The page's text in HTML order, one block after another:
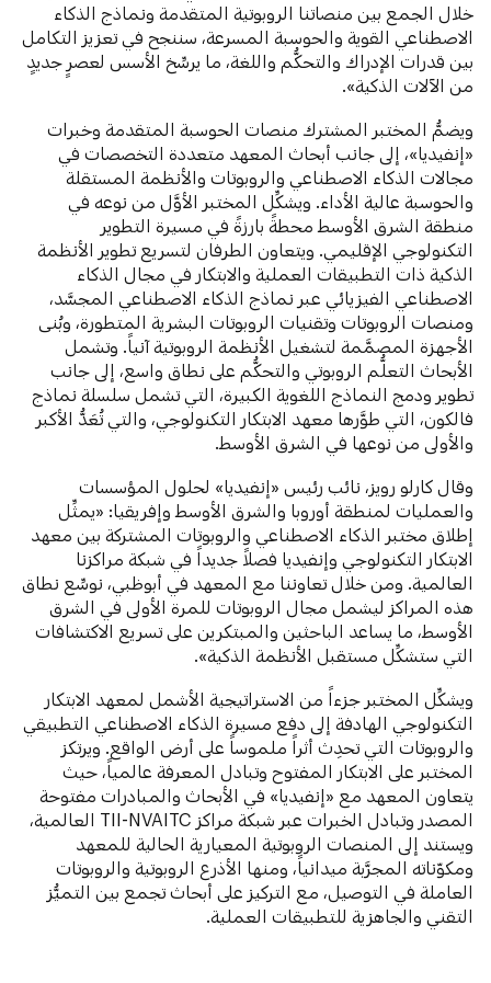
خلال الجمع بين منصاتنا الروبوتية المتقدمة ونماذج الذكاء
الاصطناعي القوية والحوسبة المسرعة، سننجح في تعزيز التكامل
بين قدرات الإدراك والتحكُّم واللغة، ما يرسِّخ الأسس لعصرٍ جديدٍ
من الآلات الذكية».
ويضمُّ المختبر المشترك منصات الحوسبة المتقدمة وخبرات
«إنفيديا»، إلى جانب أبحاث المعهد متعددة التخصصات في
مجالات الذكاء الاصطناعي والروبوتات والأنظمة المستقلة
والحوسبة عالية الأداء. ويشكِّل المختبر الأوَّل من نوعه في
منطقة الشرق الأوسط محطةً بارزةً في مسيرة التطوير
التكنولوجي الإقليمي. ويتعاون الطرفان لتسريع تطوير الأنظمة
الذكية ذات التطبيقات العملية والابتكار في مجال الذكاء
الاصطناعي الفيزيائي عبر نماذج الذكاء الاصطناعي المجسَّد،
ومنصات الروبوتات وتقنيات الروبوتات البشرية المتطورة، وبُنى
الأجهزة المصمَّمة لتشغيل الأنظمة الروبوتية آنياً. وتشمل
الأبحاث التعلُّم الروبوتي والتحكُّم على نطاق واسع، إلى جانب
تطوير ودمج النماذج اللغوية الكبيرة، التي تشمل سلسلة نماذج
فالكون، التي طوَّرها معهد الابتكار التكنولوجي، والتي تُعَدُّ الأكبر
والأولى من نوعها في الشرق الأوسط.
وقال كارلو رويز، نائب رئيس «إنفيديا» لحلول المؤسسات
والعمليات لمنطقة أوروبا والشرق الأوسط وإفريقيا: «يمثِّل
إطلاق مختبر الذكاء الاصطناعي والروبوتات المشتركة بين معهد
الابتكار التكنولوجي وإنفيديا فصلاً جديداً في شبكة مراكزنا
العالمية. ومن خلال تعاوننا مع المعهد في أبوظبي، نوسِّع نطاق
هذه المراكز ليشمل مجال الروبوتات للمرة الأولى في الشرق
الأوسط، ما يساعد الباحثين والمبتكرين على تسريع الاكتشافات
التي ستشكِّل مستقبل الأنظمة الذكية».
ويشكِّل المختبر جزءاً من الاستراتيجية الأشمل لمعهد الابتكار
التكنولوجي الهادفة إلى دفع مسيرة الذكاء الاصطناعي التطبيقي
والروبوتات التي تحدِث أثراً ملموساً على أرض الواقع. ويرتكز
المختبر على الابتكار المفتوح وتبادل المعرفة عالمياً، حيث
يتعاون المعهد مع «إنفيديا» في الأبحاث والمبادرات مفتوحة
المصدر وتبادل الخبرات عبر شبكة مراكز TII-NVAITC العالمية،
ويستند إلى المنصات الروبوتية المعيارية الحالية للمعهد
ومكوّناته المجرَّبة ميدانياً، ومنها الأذرع الروبوتية والروبوتات
العاملة في التوصيل، مع التركيز على أبحاث تجمع بين التميُّز
التقني والجاهزية للتطبيقات العملية.